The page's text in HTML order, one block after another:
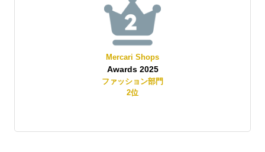
Mercari Shops
Awards 2025
ファッション部門
2位